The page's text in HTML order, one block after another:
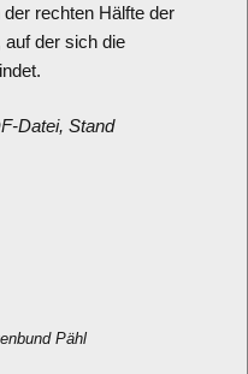
rechten Hälfte der
auf der sich die
Datei, Stand
Pähl